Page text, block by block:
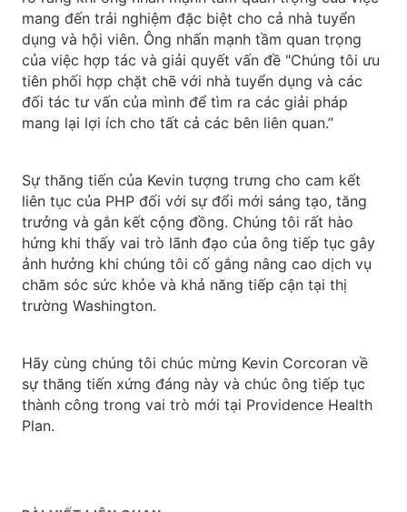
mang đến trải nghiệm đặc biệt cho cả nhà tuyển
dụng và hội viên. Ông nhấn mạnh tầm quan trọng
của việc hợp tác và giải quyết vấn đề "Chúng tôi ưu
tiên phối hợp chặt chẽ với nhà tuyển dụng và các
đối tác tư vấn của mình để tìm ra các giải pháp
mang lại lợi ích cho tất cả các bên liên quan.”
Sự thăng tiến của Kevin tượng trưng cho cam kết
liên tục của PHP đối với sự đổi mới sáng tạo, tăng
trưởng và gắn kết cộng đồng. Chúng tôi rất hào
hứng khi thấy vai trò lãnh đạo của ông tiếp tục gây
ảnh hưởng khi chúng tôi cố gắng nâng cao dịch vụ
chăm sóc sức khỏe và khả năng tiếp cận tại thị
trường Washington.
Hãy cùng chúng tôi chúc mừng Kevin Corcoran về
sự thăng tiến xứng đáng này và chúc ông tiếp tục
thành công trong vai trò mới tại Providence Health
Plan.